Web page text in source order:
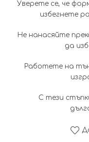
Уверете се, че
избегнете
Не нанасяйте
да
Работете на
С тези